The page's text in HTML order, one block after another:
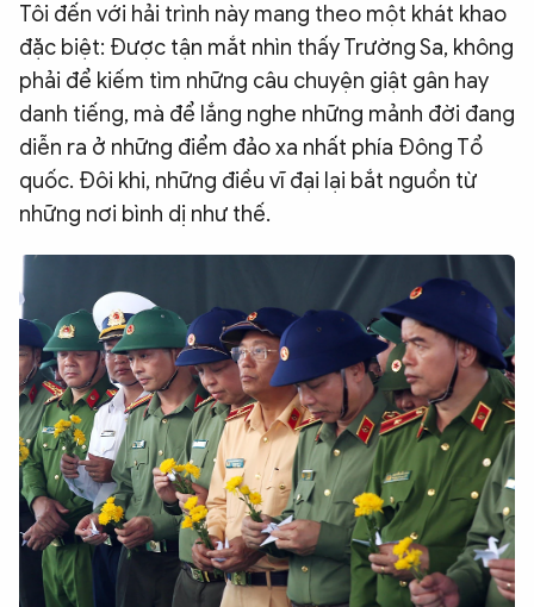
VĂN HÓA - THỂ THAO
BẠN ĐỌC & CAND
ĐA PHƯƠNG TIỆN
Infographic
Chuyên trangAn ninh thế giớiVăn nghệ Công an
Chuyên đề
Tôi đến với hải trình này mang theo một khát khao
đặc biệt: Được tận mắt nhìn thấy Trường Sa, không
phải để kiếm tìm những câu chuyện giật gân hay
danh tiếng, mà để lắng nghe những mảnh đời đang
diễn ra ở những điểm đảo xa nhất phía Đông Tổ
quốc. Đôi khi, những điều vĩ đại lại bắt nguồn từ
những nơi bình dị như thế.